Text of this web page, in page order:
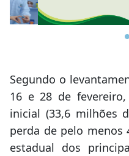
Segundo o
16 e 28 de
inicial (33,6 milhões
perda de pelo menos
estadual dos